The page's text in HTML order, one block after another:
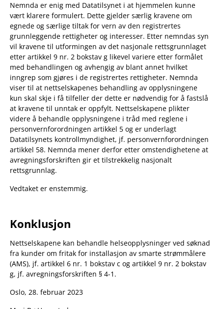
Nemnda er enig med Datatilsynet i at hjemmelen kunne
vært klarere formulert. Dette gjelder særlig kravene om
egnede og særlige tiltak for vern av den registrertes
grunnleggende rettigheter og interesser. Etter nemndas syn
vil kravene til utformingen av det nasjonale rettsgrunnlaget
etter artikkel 9 nr. 2 bokstav g likevel variere etter formålet
med behandlingen og avhengig av blant annet hvilket
inngrep som gjøres i de registrertes rettigheter. Nemnda
viser til at nettselskapenes behandling av opplysningene
kun skal skje i få tilfeller der dette er nødvendig for å fastslå
at kravene til unntak er oppfylt. Nettselskapene plikter
videre å behandle opplysningene i tråd med reglene i
personvernforordningen artikkel 5 og er underlagt
Datatilsynets kontrollmyndighet, jf. personvernforordningen
artikkel 58. Nemnda mener derfor etter omstendighetene at
avregningsforskriften gir et tilstrekkelig nasjonalt
rettsgrunnlag.
Vedtaket er enstemmig.
Konklusjon
Nettselskapene kan behandle helseopplysninger ved søknad
fra kunder om fritak for installasjon av smarte strømmålere
(AMS), jf. artikkel 6 nr. 1 bokstav c og artikkel 9 nr. 2 bokstav
g, jf. avregningsforskriften § 4-1.
Oslo, 28. februar 2023